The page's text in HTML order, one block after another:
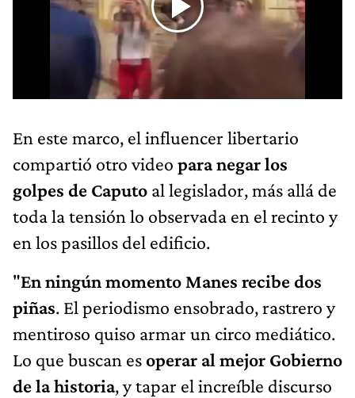
En este marco, el influencer libertario
compartió otro video para negar los
golpes de Caputo al legislador, más allá de
toda la tensión lo observada en el recinto y
en los pasillos del edificio.
"En ningún momento Manes recibe dos
piñas. El periodismo ensobrado, rastrero y
mentiroso quiso armar un circo mediático.
Lo que buscan esoperar al mejor Gobierno
de la historia, y tapar el increíble discurso